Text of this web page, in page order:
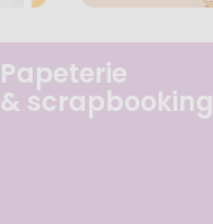
Papeterie
& scrapbooking